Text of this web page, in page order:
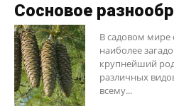
Сосновое
В садовом мире
наиболее
крупнейший
различных
всему...